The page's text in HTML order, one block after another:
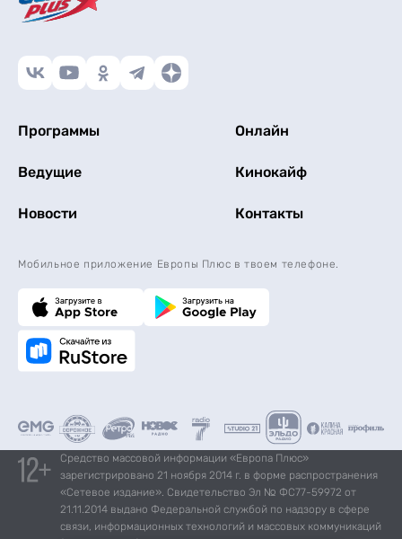
Программы Онлайн
Ведущие Кинокайф
Новости Контакты
Мобильное приложение Европы Плюс в твоем телефоне.
Средство массовой информации «Европа Плюс»
зарегистрировано 21 ноября 2014 г. в форме распространения
«Сетевое издание». Свидетельство Эл № ФС77-59972 от
21.11.2014 выдано Федеральной службой по надзору в сфере
связи, информационных технологий и массовых коммуникаций